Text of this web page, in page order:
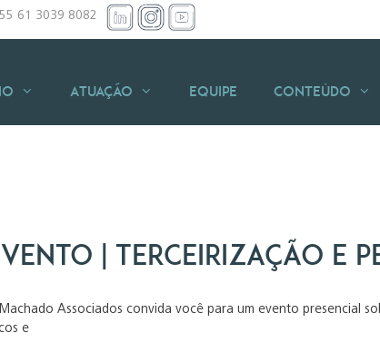
61 3039 8082
Atuação Equipe Conteúdo
| Terceirização e
Associados convida você para um evento presencial
e